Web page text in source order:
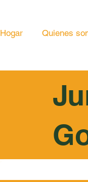
Hogar Quienes